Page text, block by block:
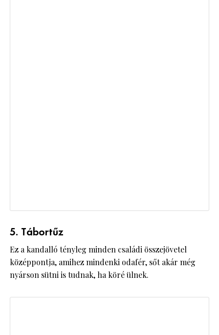
5. Tábortűz
Ez a kandalló tényleg minden családi összejövetel
középpontja, amihez mindenki odafér, sőt akár még
nyárson sütni is tudnak, ha köré ülnek.